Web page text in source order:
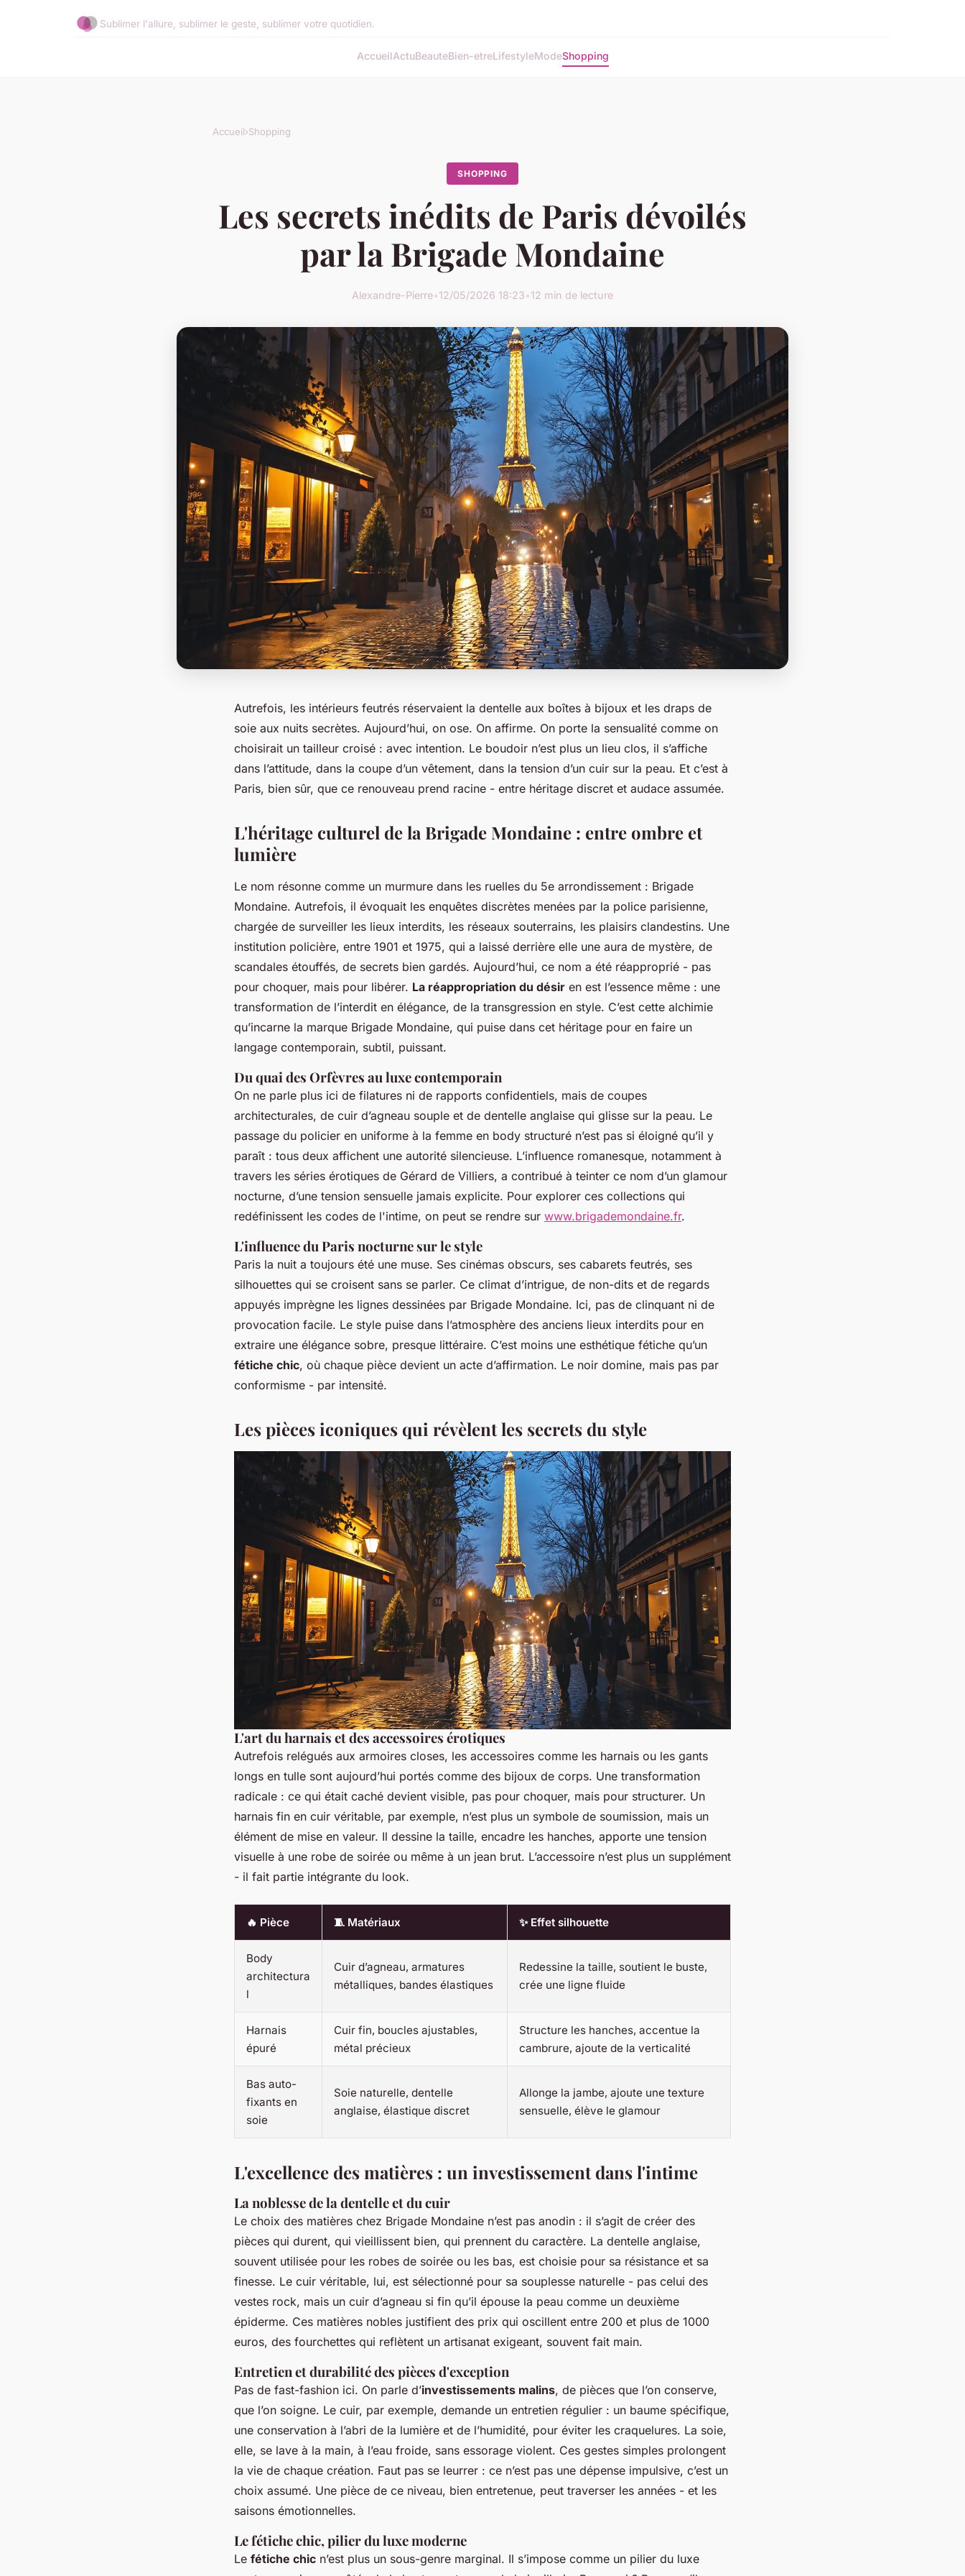
Sublimer l'allure, sublimer le geste, sublimer votre quotidien.
AccueilActuBeauteBien-etreLifestyleModeShopping
Accueil›Shopping
SHOPPING
Les secrets inédits de Paris dévoilés
par la Brigade Mondaine
Alexandre-Pierre•12/05/2026 18:23•12 min de lecture
Autrefois, les intérieurs feutrés réservaient la dentelle aux boîtes à bijoux et les draps de
soie aux nuits secrètes. Aujourd’hui, on ose. On affirme. On porte la sensualité comme on
choisirait un tailleur croisé : avec intention. Le boudoir n’est plus un lieu clos, il s’affiche
dans l’attitude, dans la coupe d’un vêtement, dans la tension d’un cuir sur la peau. Et c’est à
Paris, bien sûr, que ce renouveau prend racine - entre héritage discret et audace assumée.
L'héritage culturel de la Brigade Mondaine : entre ombre et
lumière
Le nom résonne comme un murmure dans les ruelles du 5e arrondissement : Brigade
Mondaine. Autrefois, il évoquait les enquêtes discrètes menées par la police parisienne,
chargée de surveiller les lieux interdits, les réseaux souterrains, les plaisirs clandestins. Une
institution policière, entre 1901 et 1975, qui a laissé derrière elle une aura de mystère, de
scandales étouffés, de secrets bien gardés. Aujourd’hui, ce nom a été réapproprié - pas
pour choquer, mais pour libérer. La réappropriation du désir en est l’essence même : une
transformation de l’interdit en élégance, de la transgression en style. C’est cette alchimie
qu’incarne la marque Brigade Mondaine, qui puise dans cet héritage pour en faire un
langage contemporain, subtil, puissant.
Du quai des Orfèvres au luxe contemporain
On ne parle plus ici de filatures ni de rapports confidentiels, mais de coupes
architecturales, de cuir d’agneau souple et de dentelle anglaise qui glisse sur la peau. Le
passage du policier en uniforme à la femme en body structuré n’est pas si éloigné qu’il y
paraît : tous deux affichent une autorité silencieuse. L’influence romanesque, notamment à
travers les séries érotiques de Gérard de Villiers, a contribué à teinter ce nom d’un glamour
nocturne, d’une tension sensuelle jamais explicite. Pour explorer ces collections qui
redéfinissent les codes de l'intime, on peut se rendre sur www.brigademondaine.fr.
L'influence du Paris nocturne sur le style
Paris la nuit a toujours été une muse. Ses cinémas obscurs, ses cabarets feutrés, ses
silhouettes qui se croisent sans se parler. Ce climat d’intrigue, de non-dits et de regards
appuyés imprègne les lignes dessinées par Brigade Mondaine. Ici, pas de clinquant ni de
provocation facile. Le style puise dans l’atmosphère des anciens lieux interdits pour en
extraire une élégance sobre, presque littéraire. C’est moins une esthétique fétiche qu’un
fétiche chic, où chaque pièce devient un acte d’affirmation. Le noir domine, mais pas par
conformisme - par intensité.
Les pièces iconiques qui révèlent les secrets du style
L'art du harnais et des accessoires érotiques
Autrefois relégués aux armoires closes, les accessoires comme les harnais ou les gants
longs en tulle sont aujourd’hui portés comme des bijoux de corps. Une transformation
radicale : ce qui était caché devient visible, pas pour choquer, mais pour structurer. Un
harnais fin en cuir véritable, par exemple, n’est plus un symbole de soumission, mais un
élément de mise en valeur. Il dessine la taille, encadre les hanches, apporte une tension
visuelle à une robe de soirée ou même à un jean brut. L’accessoire n’est plus un supplément
- il fait partie intégrante du look.
🔥 Pièce 🧵 Matériaux ✨ Effet silhouette
Body
architectura
l
Cuir d’agneau, armatures
métalliques, bandes élastiques
Redessine la taille, soutient le buste,
crée une ligne fluide
Harnais
épuré
Cuir fin, boucles ajustables,
métal précieux
Structure les hanches, accentue la
cambrure, ajoute de la verticalité
Bas auto-
fixants en
soie
Soie naturelle, dentelle
anglaise, élastique discret
Allonge la jambe, ajoute une texture
sensuelle, élève le glamour
L'excellence des matières : un investissement dans l'intime
La noblesse de la dentelle et du cuir
Le choix des matières chez Brigade Mondaine n’est pas anodin : il s’agit de créer des
pièces qui durent, qui vieillissent bien, qui prennent du caractère. La dentelle anglaise,
souvent utilisée pour les robes de soirée ou les bas, est choisie pour sa résistance et sa
finesse. Le cuir véritable, lui, est sélectionné pour sa souplesse naturelle - pas celui des
vestes rock, mais un cuir d’agneau si fin qu’il épouse la peau comme un deuxième
épiderme. Ces matières nobles justifient des prix qui oscillent entre 200 et plus de 1000
euros, des fourchettes qui reflètent un artisanat exigeant, souvent fait main.
Entretien et durabilité des pièces d'exception
Pas de fast-fashion ici. On parle d’investissements malins, de pièces que l’on conserve,
que l’on soigne. Le cuir, par exemple, demande un entretien régulier : un baume spécifique,
une conservation à l’abri de la lumière et de l’humidité, pour éviter les craquelures. La soie,
elle, se lave à la main, à l’eau froide, sans essorage violent. Ces gestes simples prolongent
la vie de chaque création. Faut pas se leurrer : ce n’est pas une dépense impulsive, c’est un
choix assumé. Une pièce de ce niveau, bien entretenue, peut traverser les années - et les
saisons émotionnelles.
Le fétiche chic, pilier du luxe moderne
Le fétiche chic n’est plus un sous-genre marginal. Il s’impose comme un pilier du luxe